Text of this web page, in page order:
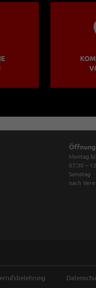
Montag
07:30 –
Samstag
nach